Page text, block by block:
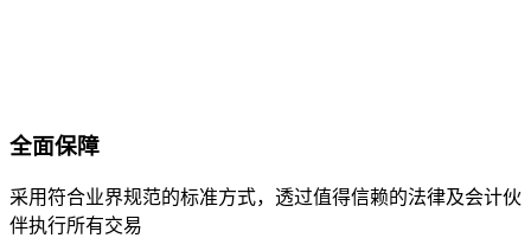
全面保障
采用符合业界规范的标准方式，透过值得信赖的法律及会计伙
伴执行所有交易